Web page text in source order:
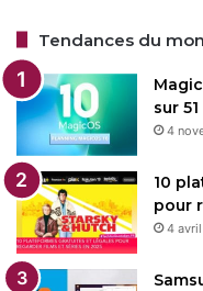
Tendances du
sur
4
10
pour
4